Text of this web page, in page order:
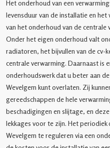
Het onderhoud van een
levensduur van de installatie en
van het onderhoud van de centrale
Onder het eigen onderhoud valt
radiatoren, het bijvullen van de cv-
centrale verwarming. Daarnaast is
onderhoudswerk dat u beter aan
Wevelgem kunt overlaten. Zij
gereedschappen de hele
beschadigingen en slijtage, en
lekkages voor te zijn. Het
Wevelgem te reguleren via een